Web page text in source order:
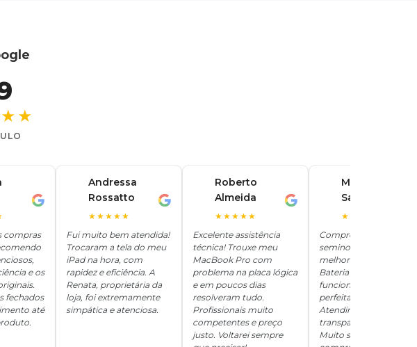
compras
e os
fechados
até
Andressa
Rossatto
★★★★★
Fui muito bem atendida!
Trocaram a tela do meu
iPad na hora, com
rapidez e eficiência. A
Renata, proprietária da
loja, foi extremamente
simpática e atenciosa.
Roberto
Almeida
★★★★★
Excelente assistência
técnica! Trouxe meu
MacBook Pro com
problema na placa lógica
e em poucos dias
resolveram tudo.
Profissionais muito
competentes e preço
justo. Voltarei sempre
Marina
Santos
★★★★★
Comprei um iPhone
seminovo aqui e ficou
melhor que novo.
Bateria 100%, tudo
funcionando
perfeitamente.
Atendimento
transparente e
Muito satisfeita com a